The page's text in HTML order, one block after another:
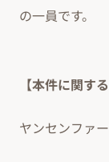
の一員です。
【本件に関す
ヤンセンファ